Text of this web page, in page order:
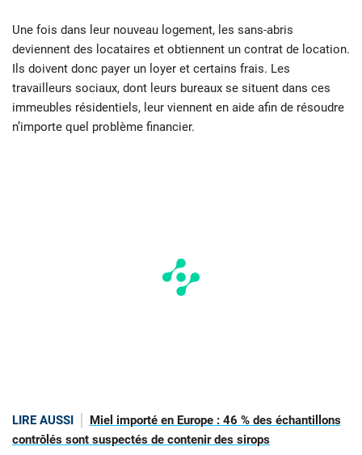
Une fois dans leur nouveau logement, les sans-abris
deviennent des locataires et obtiennent un contrat de location.
Ils doivent donc payer un loyer et certains frais. Les
travailleurs sociaux, dont leurs bureaux se situent dans ces
immeubles résidentiels, leur viennent en aide afin de résoudre
n’importe quel problème financier.
LIRE AUSSI
Miel importé en Europe : 46 % des échantillons
contrôlés sont suspectés de contenir des sirops